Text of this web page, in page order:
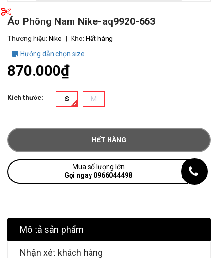
Áo Phông Nam Nike-aq9920-663
Thương hiệu: Nike Kho: Hết hàng
Hướng dẫn chọn size
870.000₫
Kích thước: S M
HẾT HÀNG
Mua số lượng lớn
Gọi ngay 0966044498
Mô tả sản phẩm
Nhận xét khách hàng